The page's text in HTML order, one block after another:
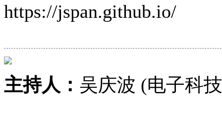
https://jspan.github.io/
主持人： 吴庆波 (电子科